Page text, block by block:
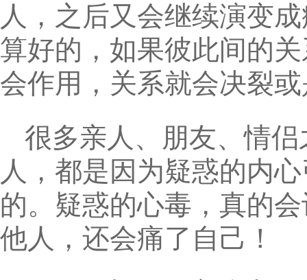
人，之后又会继续演变
算好的，如果彼此间的
会作用，关系就会决裂
很多亲人、朋友、情
人，都是因为疑惑的内
的。疑惑的心毒，真的
他人，还会痛了自己！